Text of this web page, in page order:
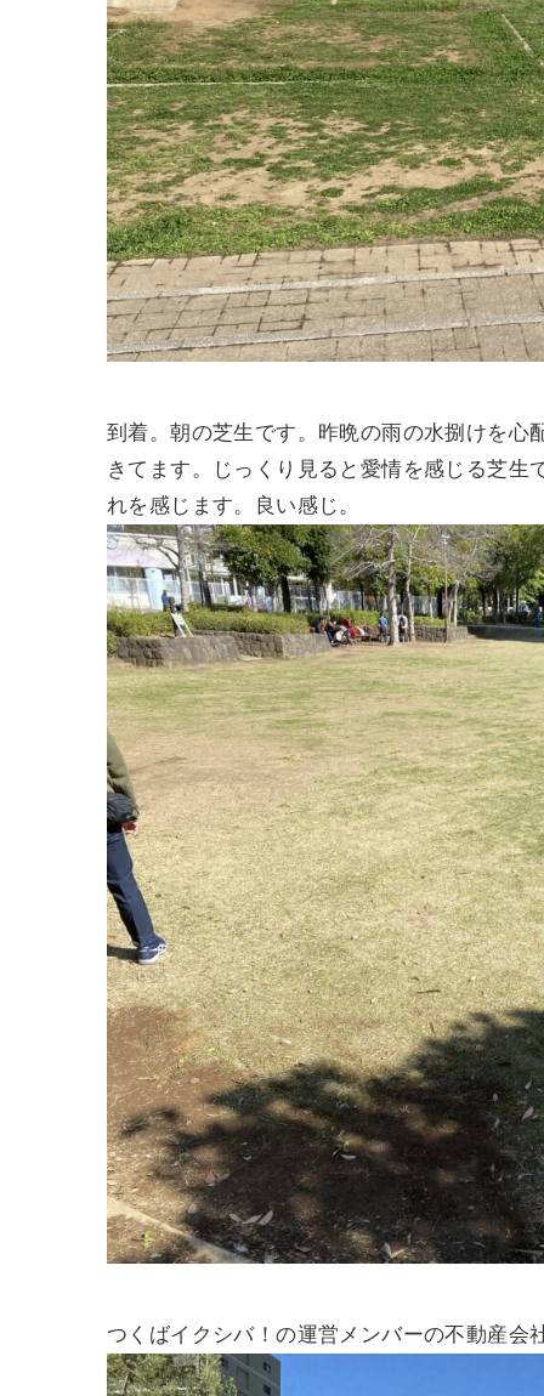
到着。朝の芝生です。昨晩の雨の水捌けを心
きてます。じっくり見ると愛情を感じる芝
れを感じます。良い感じ。
つくばイクシバ！の運営メンバーの不動産会